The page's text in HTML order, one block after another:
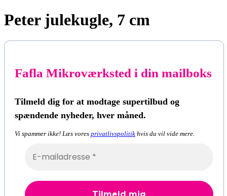
Peter julekugle, 7 cm
Fafla Mikroværksted i din mailboks
Tilmeld dig for at modtage supertilbud og
spændende nyheder, hver måned.
Vi spammer ikke! Læs vores privatlivspolitik hvis du vil vide mere.